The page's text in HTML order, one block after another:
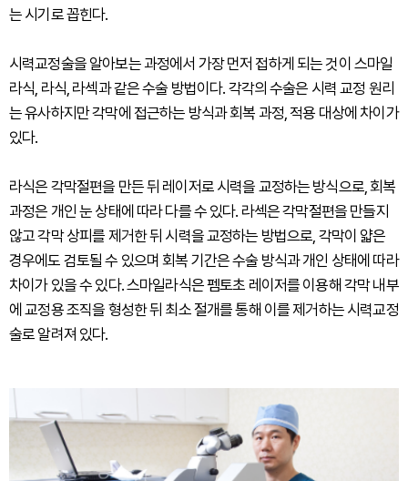
는 시기로 꼽힌다.
시력교정술을 알아보는 과정에서 가장 먼저 접하게 되는 것이 스마일
라식, 라식, 라섹과 같은 수술 방법이다. 각각의 수술은 시력 교정 원리
는 유사하지만 각막에 접근하는 방식과 회복 과정, 적용 대상에 차이가
있다.
라식은 각막절편을 만든 뒤 레이저로 시력을 교정하는 방식으로, 회복
과정은 개인 눈 상태에 따라 다를 수 있다. 라섹은 각막절편을 만들지
않고 각막 상피를 제거한 뒤 시력을 교정하는 방법으로, 각막이 얇은
경우에도 검토될 수 있으며 회복 기간은 수술 방식과 개인 상태에 따라
차이가 있을 수 있다. 스마일라식은 펨토초 레이저를 이용해 각막 내부
에 교정용 조직을 형성한 뒤 최소 절개를 통해 이를 제거하는 시력교정
술로 알려져 있다.